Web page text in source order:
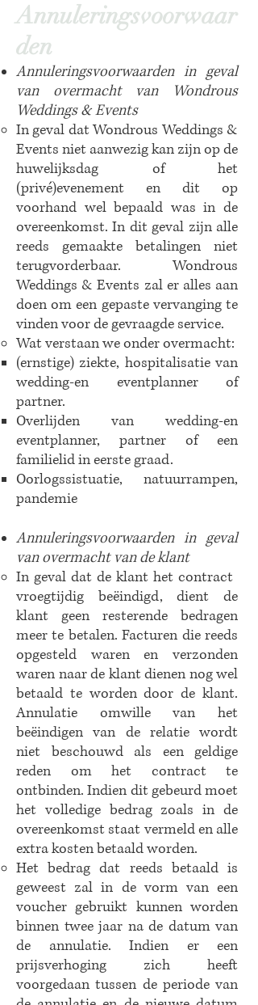
Annuleringsvoorwaar
den
Annuleringsvoorwaarden in geval
van overmacht van Wondrous
Weddings & Events
In geval dat Wondrous Weddings &
Events niet aanwezig kan zijn op de
huwelijksdag of het
(privé)evenement en dit op
voorhand wel bepaald was in de
overeenkomst. ​In dit geval zijn alle
reeds gemaakte betalingen niet
terugvorderbaar. Wondrous
Weddings & Events zal er alles aan
doen om een gepaste vervanging te
vinden voor de gevraagde service.
​Wat verstaan we onder overmacht:​
(ernstige) ziekte, hospitalisatie van
wedding-en eventplanner of
partner.​
Overlijden van wedding-en
eventplanner, partner of een
familielid in eerste graad.
Oorlogssistuatie, natuurrampen,
pandemie
Annuleringsvoorwaarden in geval
van overmacht van de klant
In geval dat de klant het contract ​
vroegtijdig beëindigd, dient de
klant geen resterende bedragen
meer te betalen. Facturen die reeds
opgesteld waren en verzonden
waren naar de klant dienen nog wel
betaald te worden door de klant.
Annulatie omwille van het
beëindigen van de relatie wordt
niet beschouwd als een geldige
reden om het contract te
ontbinden. Indien dit gebeurd moet
het volledige bedrag zoals in de
overeenkomst staat vermeld en alle
extra kosten betaald worden.
Het bedrag dat reeds betaald is
geweest zal in de vorm van een
voucher gebruikt kunnen worden
binnen twee jaar na de datum van
de annulatie. Indien er een
prijsverhoging zich heeft
voorgedaan tussen de periode van